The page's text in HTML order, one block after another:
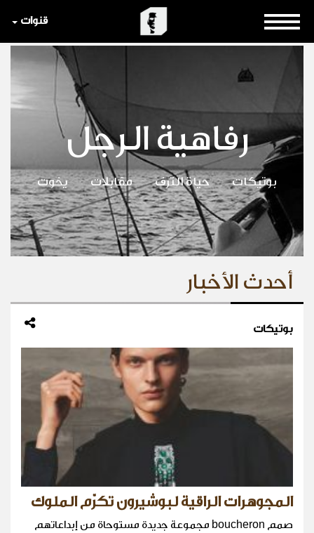
قنوات
رفاهية الرجل
بوتيكات حياة الترف مقابلات يخوت
أحدث الأخبار
بوتيكات
المجوهرات الراقية لبوشيرون تكرّم الملوك
صمم boucheron مجموعة جديدة مستوحاة من إبداعاتهم